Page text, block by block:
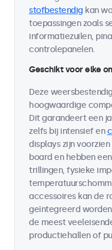
stofbestendig kan
toepassingen zoals
informatiezuilen,
controlepanelen.
Geschikt voor elke
Deze
hoogwaardige
Dit garandeert een
zelfs bij intensief en
displays zijn
board en hebben
trillingen, fysieke
accessoires kan de
geïntegreerd
de meest
productiehallen of